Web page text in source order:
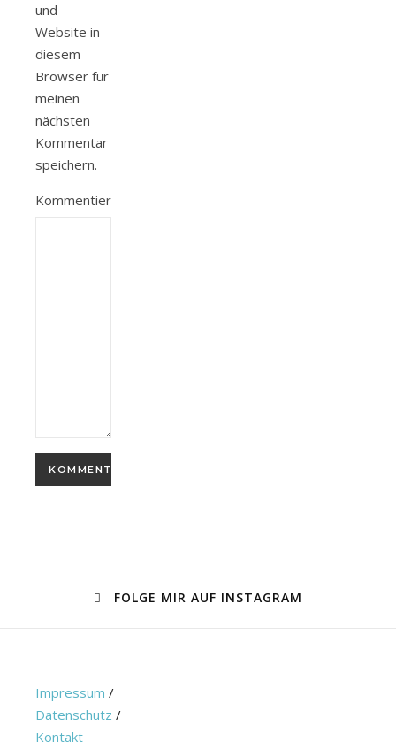
und
Website in
diesem
Browser für
meinen
nächsten
Kommentar
speichern.
Kommentieren
FOLGE MIR AUF INSTAGRAM
Impressum /
Datenschutz /
Kontakt